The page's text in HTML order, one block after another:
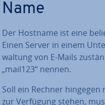
Name
Der Hostname ist eine
Einen Server in einem
wal­tung von E-Mails
„mail123“ nennen.
Soll ein Rechner
zur Verfügung stehen,